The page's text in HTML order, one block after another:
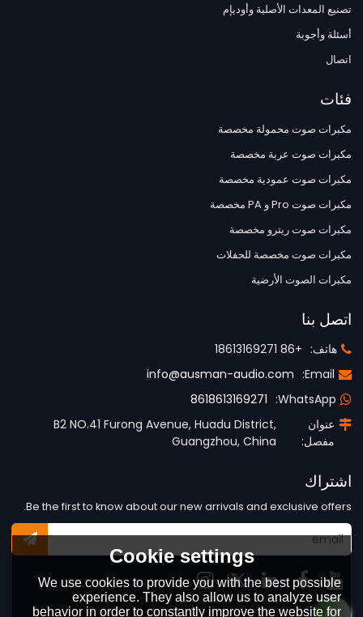
تصنيع المعدات الأصلية وأوديإم
أسئلة وأجوبة
اتصال
فئات
مكبرات صوت محمولة مخصصة
مكبرات صوت عربة مخصصة
مكبرات صوت عمودية مخصصة
مكبرات صوت Pro و PA مخصصة
مكبرات صوت ريترو مخصصة
مكبرات صوت مخصصة للحفلات
مكبرات الصوت الأرضية
اتصل بنا
هاتف: +86 18613169271
Email:
info@ausman-audio.com
WhatsApp:
8618613169271
عنوان
مفصل:
B2 NO.41 Furong Avenue, Huadu District,
Guangzhou, China
اشتراك
Be the first to know about our new arrivals and exclusive offers.
Cookie settings
We use cookies to provide you with the best possible
experience. They also allow us to analyze user
behavior in order to constantly improve the website for